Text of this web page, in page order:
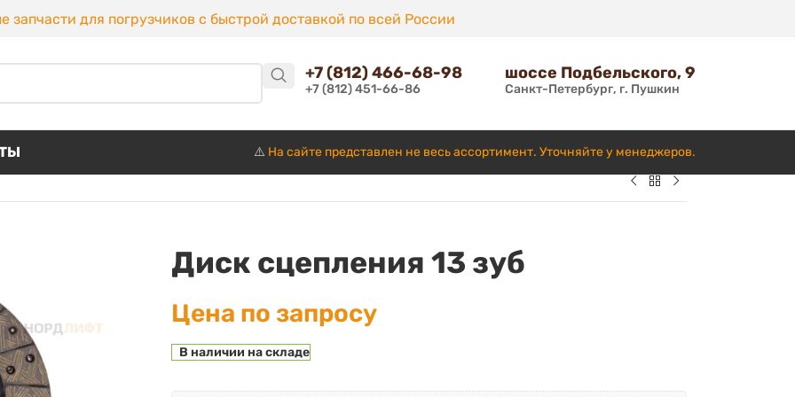
запчасти для погрузчиков с быстрой доставкой по всей России
+7 (812) 466-68-98
+7 (812) 451-66-86
шоссе Подбельского, 9
Санкт-Петербург, г. Пушкин
⚠️ На сайте представлен не весь ассортимент. Уточняйте у менеджеров.
Диск сцепления 13 зуб
Цена по запросу
В наличии на складе